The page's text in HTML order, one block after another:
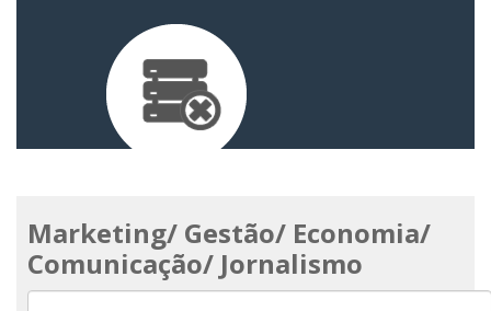
Marketing/ Gestão/ Economia/
Comunicação/ Jornalismo